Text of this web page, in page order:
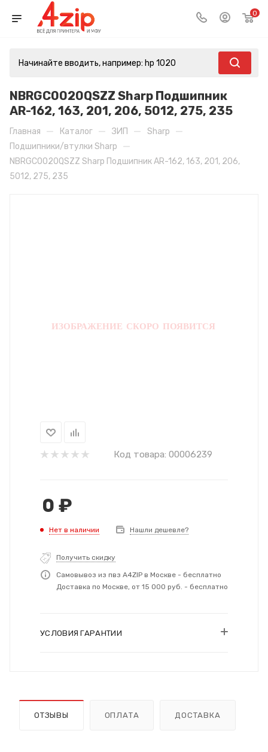
0
NBRGC0020QSZZ Sharp Подшипник
AR-162, 163, 201, 206, 5012, 275, 235
Главная — Каталог — ЗИП — Sharp —
Подшипники/втулки Sharp —
NBRGC0020QSZZ Sharp Подшипник AR-162, 163, 201, 206,
5012, 275, 235
Код товара: 00006239
0 ₽
Нет в наличии Нашли дешевле?
Получить скидку
Самовывоз из пвз A4ZIP в Москве - бесплатно
Доставка по Москве, от 15 000 руб. - бесплатно
УСЛОВИЯ ГАРАНТИИ
ОТЗЫВЫ ОПЛАТА ДОСТАВКА